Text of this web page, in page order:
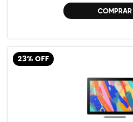
COMPRAR
23% OFF